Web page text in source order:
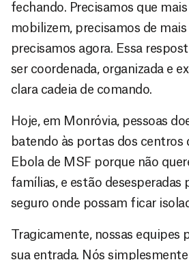
fechando. Precisamos que mais
mobilizem, precisamos de
precisamos agora. Essa
ser coordenada, organizada e
clara cadeia de comando.
Hoje, em Monróvia, pessoas
batendo às portas dos centros
Ebola de MSF porque não
famílias, e estão desesperadas
seguro onde possam ficar
Tragicamente, nossas equipes
sua entrada. Nós